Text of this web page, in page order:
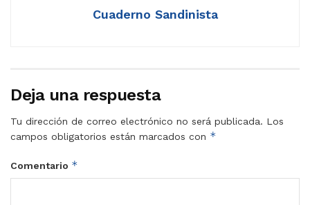
Cuaderno Sandinista
Deja una respuesta
Tu dirección de correo electrónico no será publicada. Los
campos obligatorios están marcados con *
Comentario *